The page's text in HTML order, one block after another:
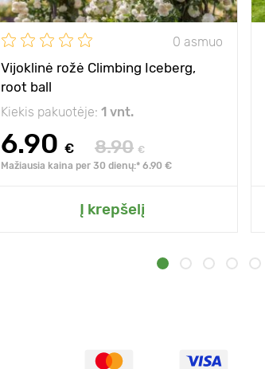
0 asmuo
Vijoklinė rožė Climbing Iceberg,
root ball
Kiekis pakuotėje: 1 vnt.
6.90 € 8.90 €
Mažiausia kaina per 30 dienų:* 6.90 €
Į krepšelį